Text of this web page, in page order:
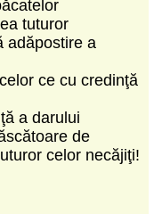
tuturor
adăpostire a
ce cu credinţă
a darului
de
celor necăjiţi!